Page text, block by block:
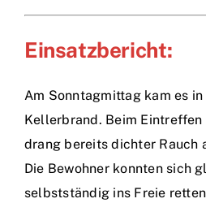
Einsatzbericht:
Am Sonntagmittag kam es
Kellerbrand. Beim
drang bereits dichter Rauch
Die Bewohner konnten sich
selbstständig ins Freie